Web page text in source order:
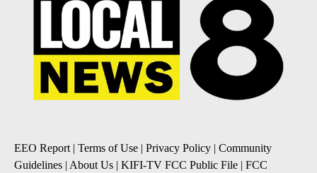
EEO Report| Terms of Use | Privacy Policy | Community
Guidelines | About Us | KIFI-TV FCC Public File | FCC